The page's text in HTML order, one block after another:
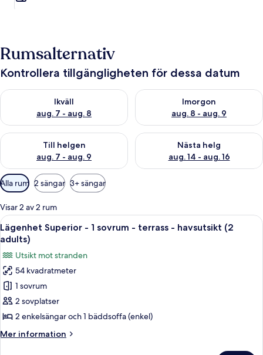
Rumsalternativ
Kontrollera tillgängligheten för dessa datum
Ikväll
aug. 7 - aug. 8
Kontrollera tillgängligheten för ikväll aug. 7 - aug. 8
Imorgon
aug. 8 - aug. 9
Kontrollera tillgängligheten
Till helgen
aug. 7 - aug. 9
Kontrollera tillgängligheten för den här helgen aug. 7 - aug. 9
Nästa helg
aug. 14 - aug. 16
Kontrollera tillgängligheten
Tillgängliga
filter
för
rum
Alla rum 2 sängar 3+ sängar
Visar 2 av 2 rum
Öppna
alla
foton
för
Lägenhet
Superior
-
1
sovrum
-
Ett hotellrum med en säng, en tv,
18
Lägenhet Superior - 1 sovrum - terrass - havsutsikt (2
adults)
Utsikt mot stranden
54 kvadratmeter
1 sovrum
2 sovplatser
2 enkelsängar och 1 bäddsoffa (enkel)
Mer information
Mer